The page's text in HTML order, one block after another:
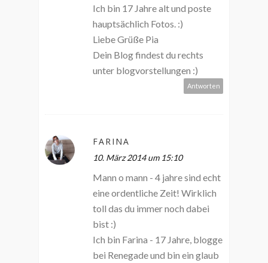
Ich bin 17 Jahre alt und poste
hauptsächlich Fotos. :)
Liebe Grüße Pia
Dein Blog findest du rechts
unter blogvorstellungen :)
Antworten
FARINA
10. März 2014 um 15:10
Mann o mann - 4 jahre sind echt
eine ordentliche Zeit! Wirklich
toll das du immer noch dabei
bist :)
Ich bin Farina - 17 Jahre, blogge
bei Renegade und bin ein glaub